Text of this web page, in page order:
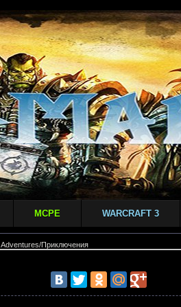
MCPE WARCRAFT 3
Adventures/Приключения